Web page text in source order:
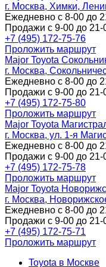
г. Москва, Химки,
Ежедневно с 8-00 до
Продажи с 9-00 до 21-
+7 (495) 172-75-76
Проложить маршрут
Major Toyota
г. Москва,
Ежедневно с 8-00 до
Продажи с 9-00 до 21-
+7 (495) 172-75-80
Проложить маршрут
Major Toyota
г. Москва, ул. 1-я
Ежедневно с 8-00 до
Продажи с 9-00 до 21-
+7 (495) 172-75-78
Проложить маршрут
Major Toyota
г. Москва,
Ежедневно с 8-00 до
Продажи с 9-00 до 21-
+7 (495) 172-75-71
Проложить маршрут
Toyota в Москве